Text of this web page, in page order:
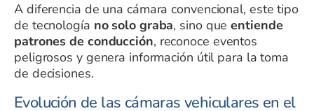
A diferencia de una cámara convencional, este tipo
de tecnología no solo graba, sino queentiende
patrones de conducción, reconoce eventos
peligrosos y genera información útil para la toma
de decisiones.
Evolución de las cámaras vehiculares en el